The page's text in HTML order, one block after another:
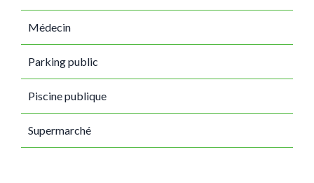
Médecin
Parking public
Piscine publique
Supermarché